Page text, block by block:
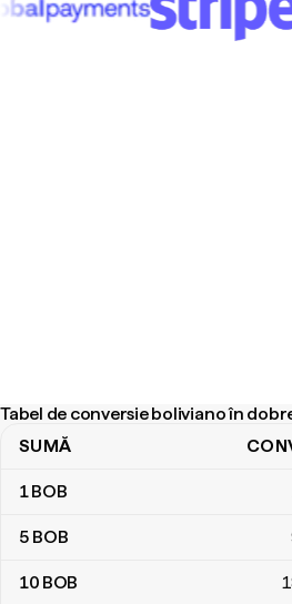
Tabel de conversie boliviano în
Tabel de conversie boliviano în dobre
SUMĂ
1BOB
5 BOB
10 BOB